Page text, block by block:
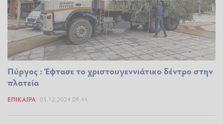
Πύργος : Έφτασε το χριστουγεννιάτικο δέντρο στην
πλατεία
ΕΠΊΚΑΙΡΑ 05.12.2024 09:44